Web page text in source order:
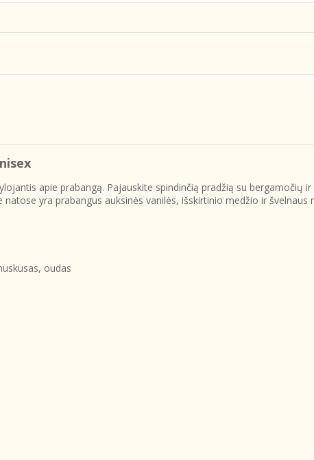
apie prabangą. Pajauskite spindinčią pradžią su
yra prabangus auksinės vanilės, išskirtinio medžio ir švelnaus
oudas